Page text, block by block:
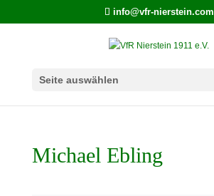
info@vfr-nierstein.com
Seite auswählen
Michael Ebling